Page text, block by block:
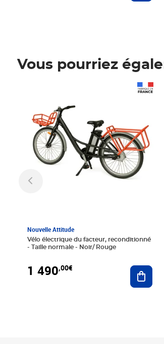
Vous pourriez
Nouvelle Attitude
Vélo électrique du facteur, reconditionné
- Taille normale - Noir/ Rouge
1 490,00€